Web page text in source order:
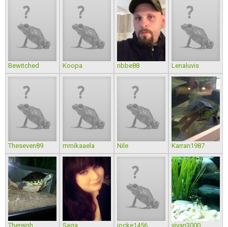
Bewitched Koopa ribbe88 Lenaluvis
Theseven89 mmikaaela Nile Karran1987
Thereinh Saga jocke1456 vjvan3000